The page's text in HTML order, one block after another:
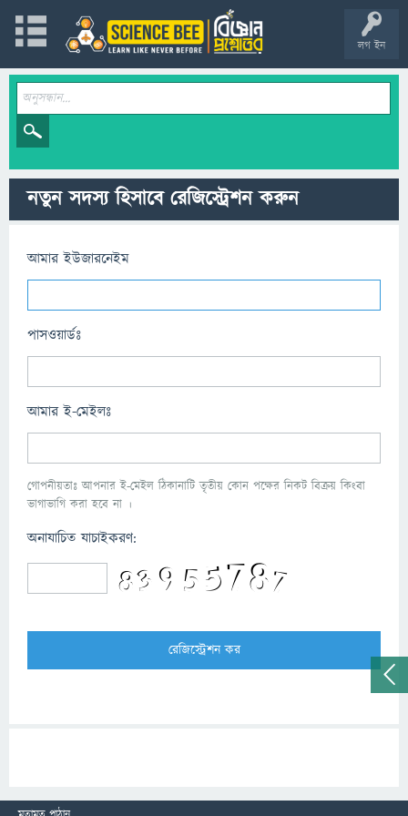
লগ ইন
নতুন সদস্য হিসাবে রেজিস্ট্রেশন করুন
আমার ইউজারনেইম
পাসওয়ার্ডঃ
আমার ই-মেইলঃ
গোপনীয়তাঃ আপনার ই-মেইল ঠিকানাটি তৃতীয় কোন পক্ষের নিকট বিক্রয় কিংবা
ভাগাভাগি করা হবে না ।
অনাযাচিত যাচাইকরণ: